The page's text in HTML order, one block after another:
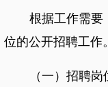
根据工作需要
位的公开招聘工作
（一）招聘岗